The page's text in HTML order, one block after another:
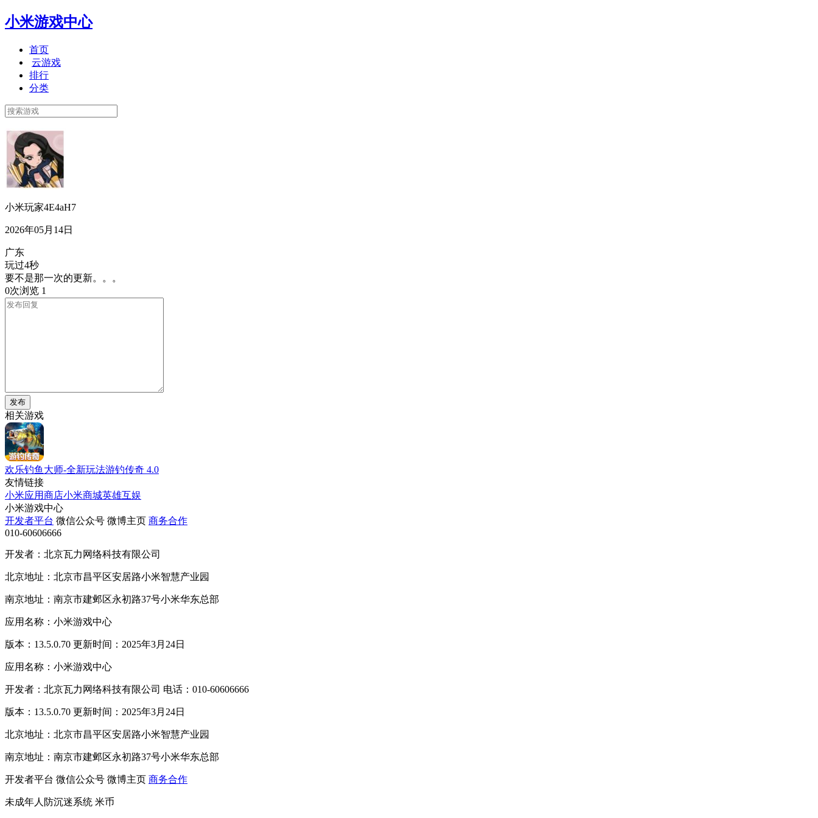
小米游戏中心
首页
云游戏
排行
分类
小米玩家4E4aH7
2026年05月14日
广东
玩过4秒
要不是那一次的更新。。。
0次浏览 1
发布
相关游戏
欢乐钓鱼大师-全新玩法游钓传奇 4.0
友情链接
小米应用商店小米商城英雄互娱
小米游戏中心
开发者平台 微信公众号 微博主页 商务合作
010-60606666
开发者：北京瓦力网络科技有限公司
北京地址：北京市昌平区安居路小米智慧产业园
南京地址：南京市建邺区永初路37号小米华东总部
应用名称：小米游戏中心
版本：13.5.0.70 更新时间：2025年3月24日
应用名称：小米游戏中心
开发者：北京瓦力网络科技有限公司 电话：010-60606666
版本：13.5.0.70 更新时间：2025年3月24日
北京地址：北京市昌平区安居路小米智慧产业园
南京地址：南京市建邺区永初路37号小米华东总部
开发者平台 微信公众号 微博主页 商务合作
未成年人防沉迷系统 米币